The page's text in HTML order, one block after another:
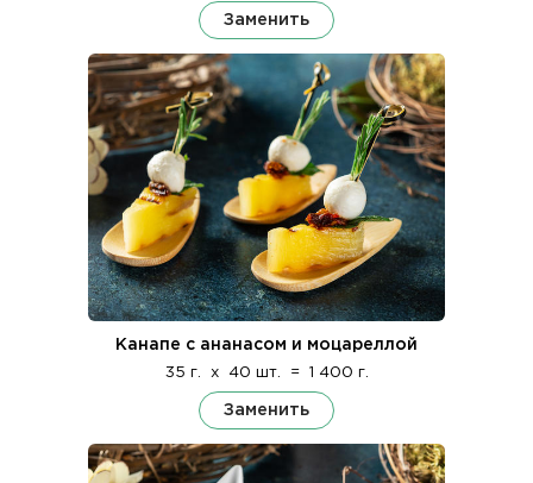
Заменить
Канапе с ананасом и моцареллой
35 г. x 40 шт. = 1 400 г.
Заменить